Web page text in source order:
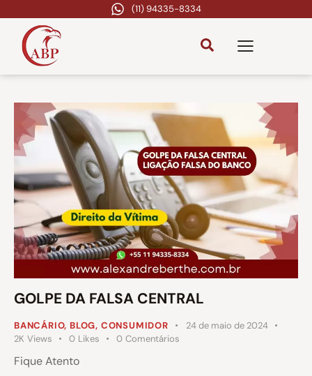
(11) 94335-8334
GOLPE DA FALSA CENTRAL
BANCÁRIO, BLOG, CONSUMIDOR
24 de maio de 2024
2K Views 0 Likes 0 Comentários
Fique Atento